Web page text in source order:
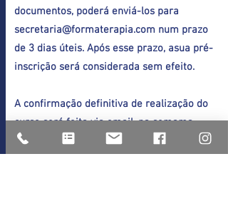
documentos, poderá enviá-los para
secretaria@formaterapia.com num prazo
de 3 dias úteis. Após esse prazo, asua pré-
inscrição será considerada sem efeito.
A confirmação definitiva de realização do
curso será feita via email, na semama
seguinte à dor término do prazo de